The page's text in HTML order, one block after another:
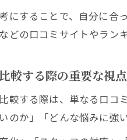
にすることで、自分に合
どの口コミサイトやラン
較する際の重要な視点
較する際は、単なる口コ
のか」「どんな悩みに強